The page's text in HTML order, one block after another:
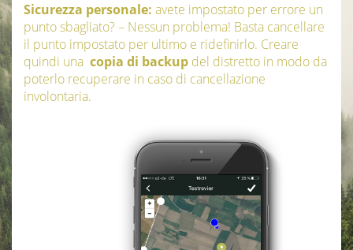
Sicurezza personale: avete impostato per errore un
punto sbagliato? – Nessun problema! Basta cancellare
il punto impostato per ultimo e ridefinirlo. Creare
quindi una copia di backup del distretto in modo da
poterlo recuperare in caso di cancellazione
involontaria.